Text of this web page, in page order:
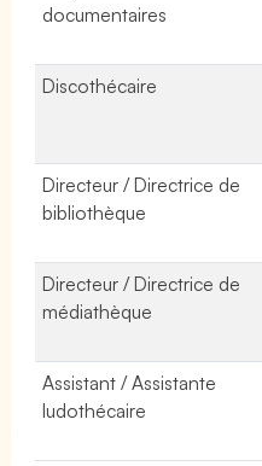
documentaires
Discothécaire
Directeur / Directrice de
bibliothèque
Directeur / Directrice de
médiathèque
Assistant / Assistante
ludothécaire